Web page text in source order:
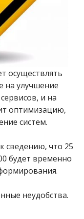
осуществлять
на улучшение
и на
оптимизацию,
систем.
сведению, что 25
будет временно
неудобства.